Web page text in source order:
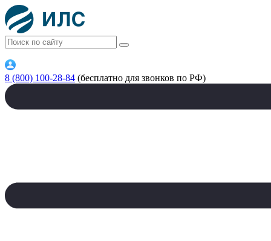
8 (800) 100-28-84 (бесплатно для звонков по РФ)